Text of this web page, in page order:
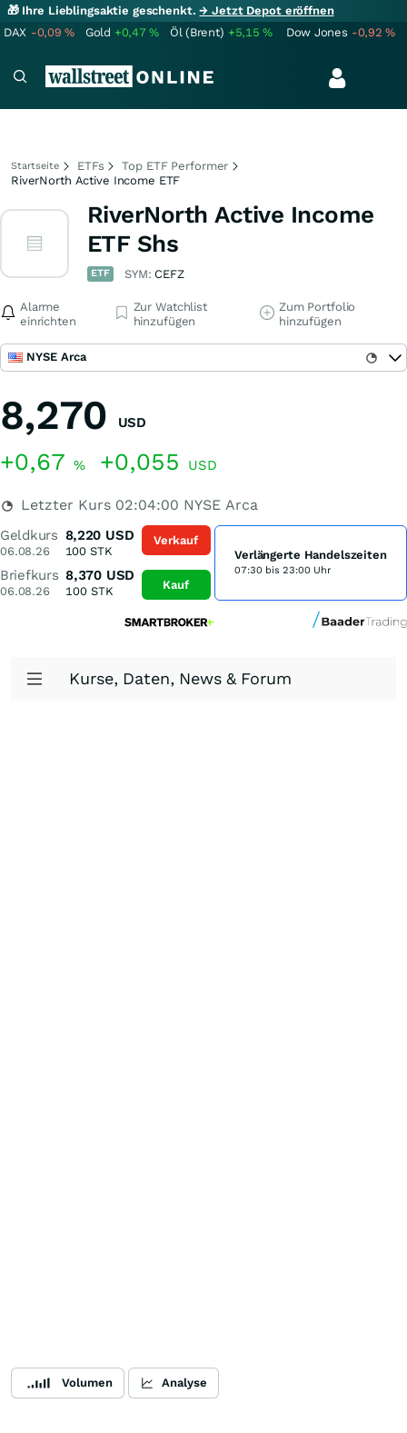
🎁 Ihre Lieblingsaktie geschenkt.→ Jetzt Depot eröffnen
DAX -0,09% Gold +0,47% Öl (Brent) +5,15% Dow Jones -0,92%
Startseite ETFs
Top ETF Performer
RiverNorth Active Income ETF
RiverNorth Active Income
ETF Shs
ETF SYM: CEFZ
Alarme
einrichten
Zur Watchlist
hinzufügen
Zum Portfolio
hinzufügen
NYSE Arca
8,270 USD
+0,67 % +0,055 USD
Letzter Kurs 02:04:00 NYSE Arca
Geldkurs
06.08.26
8,220 USD
100 STK
Briefkurs
06.08.26
8,370 USD
100STK
Verkauf
Kauf
Verlängerte Handelszeiten
07:30 bis 23:00 Uhr
Kurse, Daten, News & Forum
Volumen Analyse